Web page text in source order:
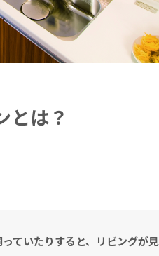
とは？
ていたりすると、リビングが